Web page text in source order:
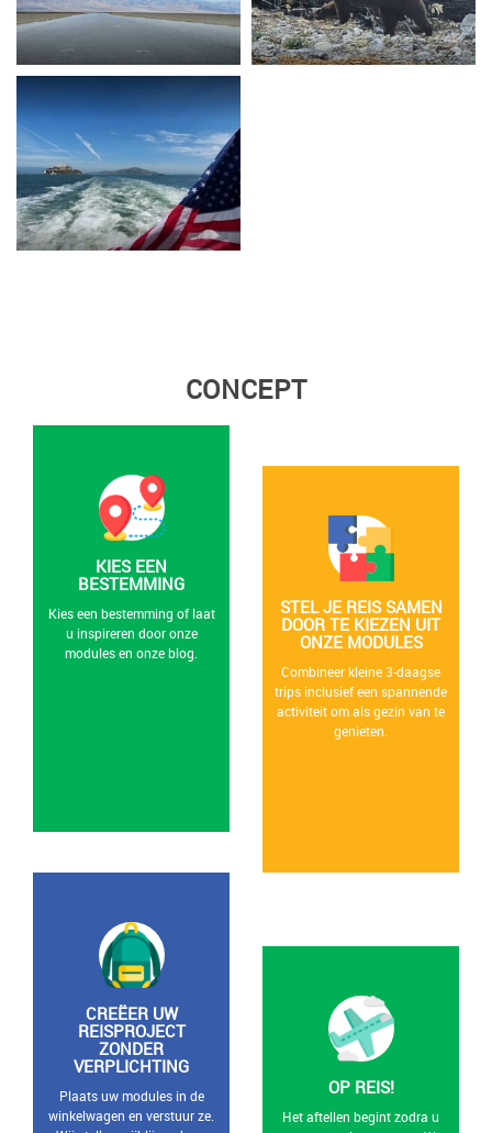
CONCEPT
KIES EEN
BESTEMMING
Kies een bestemming of laat
u inspireren door onze
modules en onze blog.
STEL JE REIS SAMEN
DOOR TE KIEZEN UIT
ONZE MODULES
Combineer kleine 3-daagse
trips inclusief een spannende
activiteit om als gezin van te
genieten.
CREËER UW
REISPROJECT
ZONDER
VERPLICHTING
Plaats uw modules in de
winkelwagen en verstuur ze.
OP REIS!
Het aftellen begint zodra u